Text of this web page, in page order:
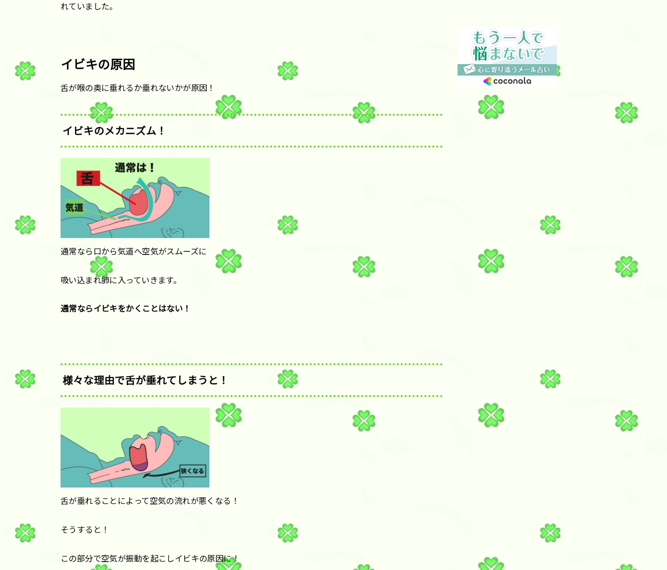
れていました。
イビキの原因
舌が喉の奥に垂れるか垂れないかが原因！
イビキのメカニズム！
通常なら口から気道へ空気がスムーズに
吸い込まれ肺に入っていきます。
通常ならイビキをかくことはない！
様々な理由で舌が垂れてしまうと！
舌が垂れることによって空気の流れが悪くなる！
そうすると！
この部分で空気が振動を起こしイビキの原因に！